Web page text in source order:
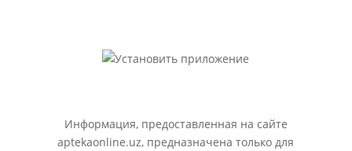
Информация, предоставленная на сайте
aptekaonline.uz, предназначена только для